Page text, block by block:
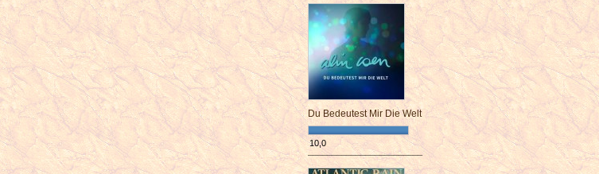
Du Bedeutest Mir Die Welt
10,0
¯¯¯¯¯¯¯¯¯¯¯¯¯¯¯¯¯¯¯¯¯¯¯¯